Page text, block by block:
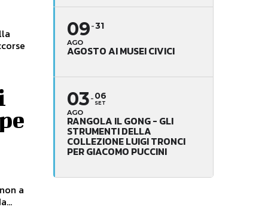
09
AGO
31
AGOSTO AI MUSEI CIVICI
03
AGO
06
SET
RANGOLA IL GONG - GLI
STRUMENTI DELLA
COLLEZIONE LUIGI TRONCI
PER GIACOMO PUCCINI